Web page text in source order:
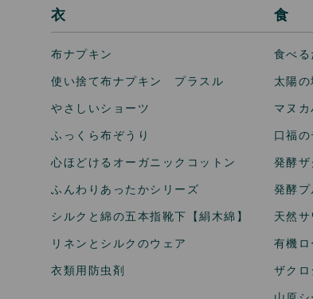
衣
布ナプキン
使い捨て布ナプキン プラスル
やさしいショーツ
ふっくら布ぞうり
心ほどけるオーガニックコットン
ふんわりあったかシリーズ
シルクと綿の五本指靴下【絹木綿】
リネンとシルクのウェア
衣類用防虫剤
食
食べる
太陽の
マヌ
口福
発酵ザ
発酵プ
天然
有機
ザク